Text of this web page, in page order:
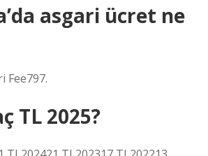
asgari ücret ne
Fee797.
TL 2025?